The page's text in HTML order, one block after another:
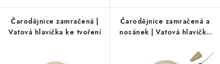
Čarodějnice zamračená |
Vatová hlavička ke tvoření
Čarodějnice zamračená a
nosánek | Vatová hlavička